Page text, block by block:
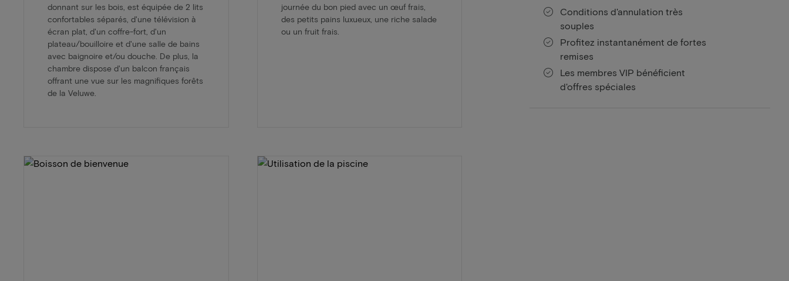
Conditions d'annulation très
souples
Profitez instantanément de fortes
remises
Les membres VIP bénéficient
d'offres spéciales
donnant sur les bois, est équipée de 2 lits
confortables séparés, d'une télévision à
écran plat, d'un coffre-fort, d'un
plateau/bouilloire et d'une salle de bains
avec baignoire et/ou douche. De plus, la
chambre dispose d'un balcon français
offrant une vue sur les magnifiques forêts
de la Veluwe.
journée du bon pied avec un œuf frais,
des petits pains luxueux, une riche salade
ou un fruit frais.